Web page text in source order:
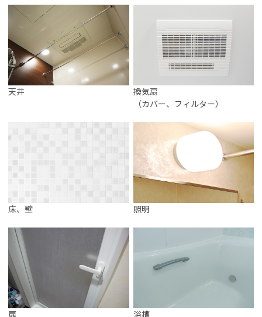
天井
換気扇
（カバー、フィルター）
床、壁 照明
扉 浴槽